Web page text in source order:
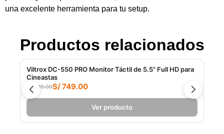
una excelente herramienta para tu setup.
Productos relacionados
Viltrox DC-550 PRO Monitor Táctil de 5.5" Full HD para
Cineastas
S/ 899.00S/ 749.00
Ver producto